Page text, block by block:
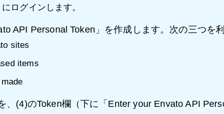
ログインします。
API Personal Token」を作成します。次の三つを
sites
items
、(4)のToken欄（下に「Enter your Envato API